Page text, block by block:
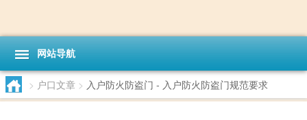
网站导航
> 户口文章 > 入户防火防盗门 - 入户防火防盗门规范要求